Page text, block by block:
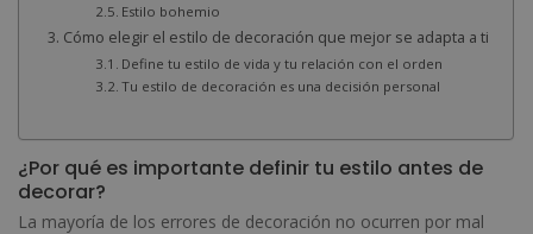
Estilo bohemio
Cómo elegir el estilo de decoración que mejor se adapta a ti
Define tu estilo de vida y tu relación con el orden
Tu estilo de decoración es una decisión personal
¿Por qué es importante definir tu estilo antes de
decorar?
La mayoría de los errores de decoración no ocurren por mal